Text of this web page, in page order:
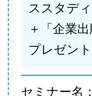
ススタディ
＋「企業
プレゼント
セミナー名